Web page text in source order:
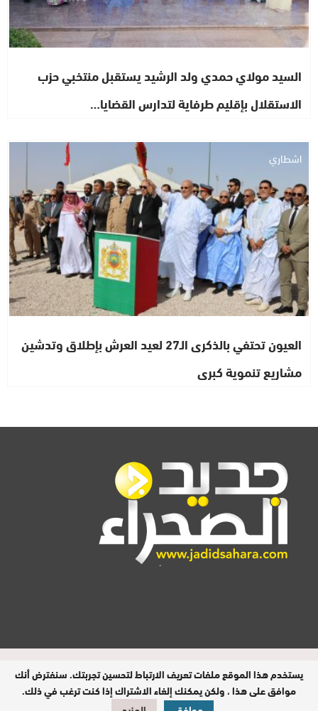
السيد مولاي حمدي ولد الرشيد يستقبل منتخبي حزب
الاستقلال بإقليم طرفاية لتدارس القضايا…
اشطاري
العيون تحتفي بالذكرى الـ27 لعيد العرش بإطلاق وتدشين
مشاريع تنموية كبرى
المدير المسؤول : اشكيريد مصطفى /
جميع الحقوق محفوظة © 2026
يستخدم هذا الموقع ملفات تعريف الارتباط لتحسين تجربتك. سنفترض أنك
موافق على هذا ، ولكن يمكنك إلغاء الاشتراك إذا كنت ترغب في ذلك.